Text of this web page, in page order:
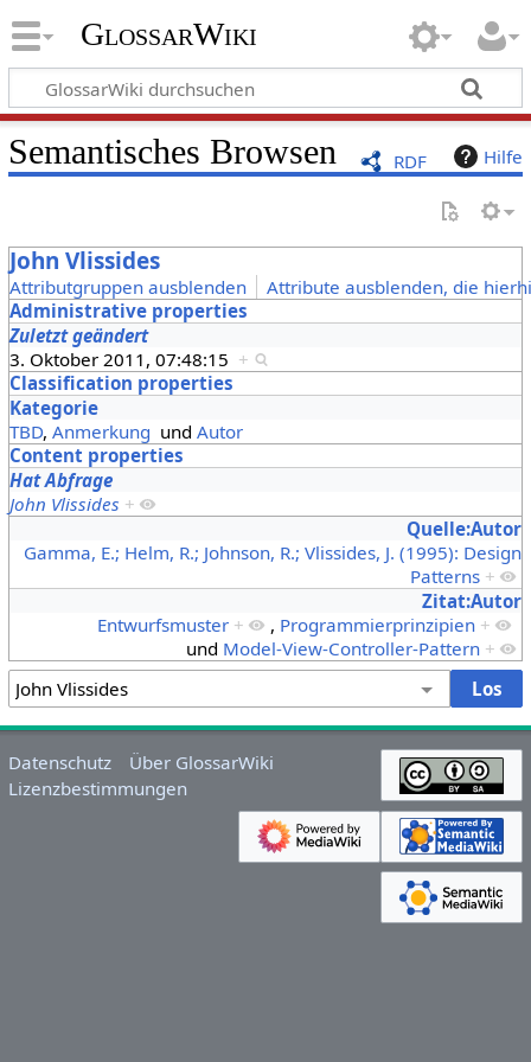
GlossarWiki
RDF Hilfe
Semantisches Browsen
John Vlissides
Attributgruppen ausblenden
Attribute ausblenden, die
Administrative properties
Zuletzt geändert
3. Oktober 2011, 07:48:15 +
Classification properties
Kategorie
TBD, Anmerkung und Autor
Content properties
Hat Abfrage
John Vlissides +
Quelle:Autor
Gamma, E.; Helm, R.; Johnson, R.; Vlissides, J. (1995): Design
Patterns +
Zitat:Autor
Entwurfsmuster + , Programmierprinzipien +
und Model-View-Controller-Pattern +
Datenschutz
Über GlossarWiki
Lizenzbestimmungen